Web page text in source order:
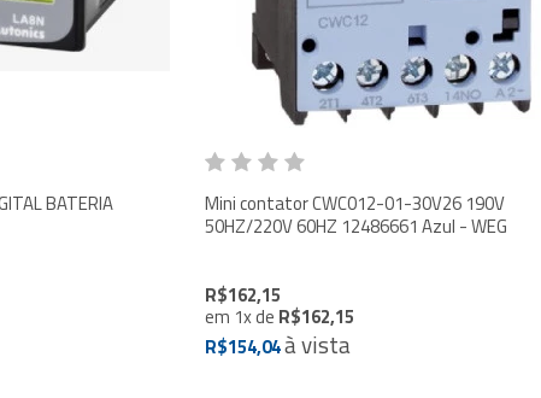
BATERIA
Mini contator CWC012-01-30V26 190V
50HZ/220V 60HZ 12486661 Azul - WEG
R$162,15
em 1xde R$162,15
R$154,04à vista